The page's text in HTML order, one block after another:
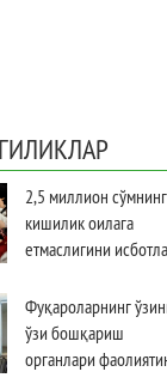
2,5 миллион
кишилик оилага
етмаслигини
миллион сўм ойлиги
етмаётгани ҳақида
мим” демаётган эй
Фуқароларнинг
ўзи бошқариш
органлари